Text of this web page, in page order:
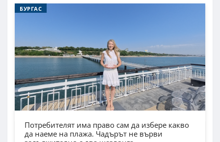
БУРГАС
Потребителят има право сам да избере какво
да наеме на плажа. Чадърът не върви